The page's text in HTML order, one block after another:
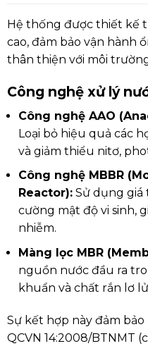
Hệ thống được thiết kế
cao, đảm bảo vận hành
thân thiện với môi
Công nghệ xử lý
Công nghệ AAO
Loại bỏ hiệu quả các
và giảm thiểu nitơ,
Công nghệ MBBR
Reactor):Sử dụng giá
cường mật độ vi sinh,
nhiễm.
Màng lọc MBR
nguồn nước đầu ra
khuẩn và chất rắn lơ
Sự kết hợp này đảm
QCVN 14:2008/BTNMT